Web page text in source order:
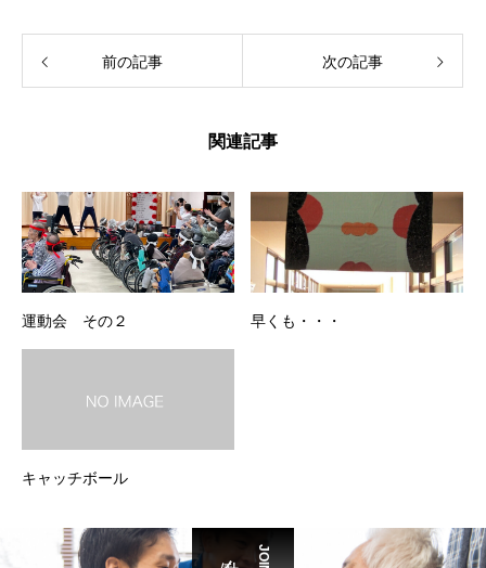
前の記事 次の記事
関連記事
運動会 その２ 早くも・・・
キャッチボール